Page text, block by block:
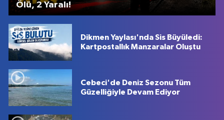
Ölü, 2 Yaralı!
Dikmen Yaylası'nda Sis Büyüledi:
Kartpostallık Manzaralar Oluştu
Cebeci'de Deniz Sezonu Tüm
Güzelliğiyle Devam Ediyor